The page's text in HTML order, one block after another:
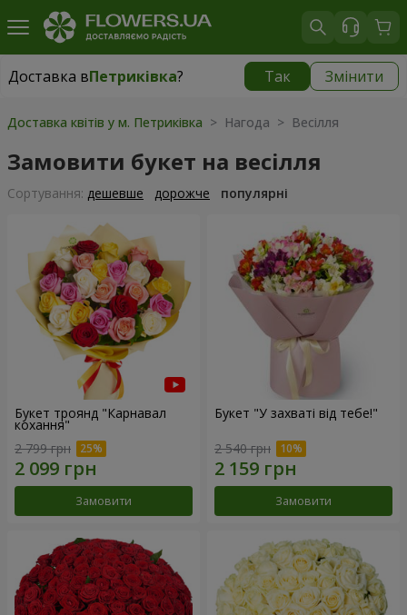
Доставка вПетриківка? Так Змінити
Доставка вПетриківка| безкоштовно
Доставка квітів у м. Петриківка > Нагода > Весілля
Замовити букет на весілля
Сортування: дешевше дорожче популярні
Букет троянд "Карнавал
кохання"
2 799 грн
Замовити
Букет "У захваті від тебе!"
2 540 грн
Замовити